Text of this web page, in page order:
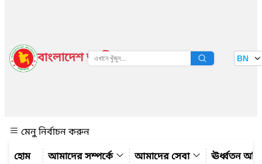
বাংলাদেশ জাতীয় তথ্য বাতায়ন BN
মেনু নির্বাচন করুন
আমাদের সম্পর্কে
আমাদের সেবা ঊর্ধ্বতন